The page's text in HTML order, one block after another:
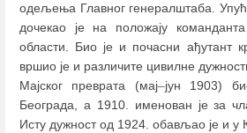
одељења Главног генералштаба.
дочекао је на положају команданта
области. Био је и почасни ађутант
вршио је и различите цивилне
Мајског преврата (мај–јун 1903)
Београда, а 1910. именован је за
Исту дужност од 1924. обављао је и